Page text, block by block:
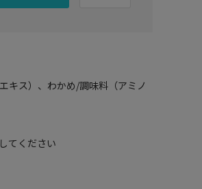
キス）、わかめ/調味料（アミノ
てください